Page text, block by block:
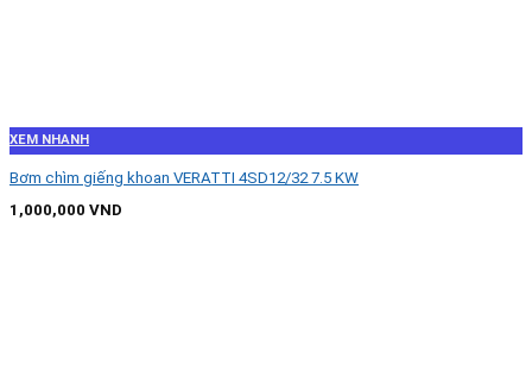
XEM NHANH
Bơm chìm giếng khoan VERATTI 4SD12/32 7.5 KW
1,000,000 VND